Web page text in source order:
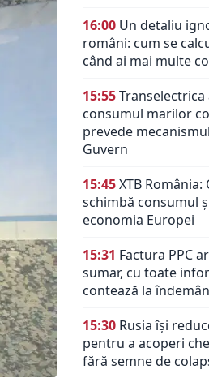
16:00 Un detaliu
români: cum se
când ai mai multe
15:55
consumul marilor
prevede
Guvern
15:45XTB România:
schimbă consumul
economia Europei
15:31 Factura PPC
sumar, cu toate
contează la
15:30 Rusia își
pentru a acoperi
fără semne de